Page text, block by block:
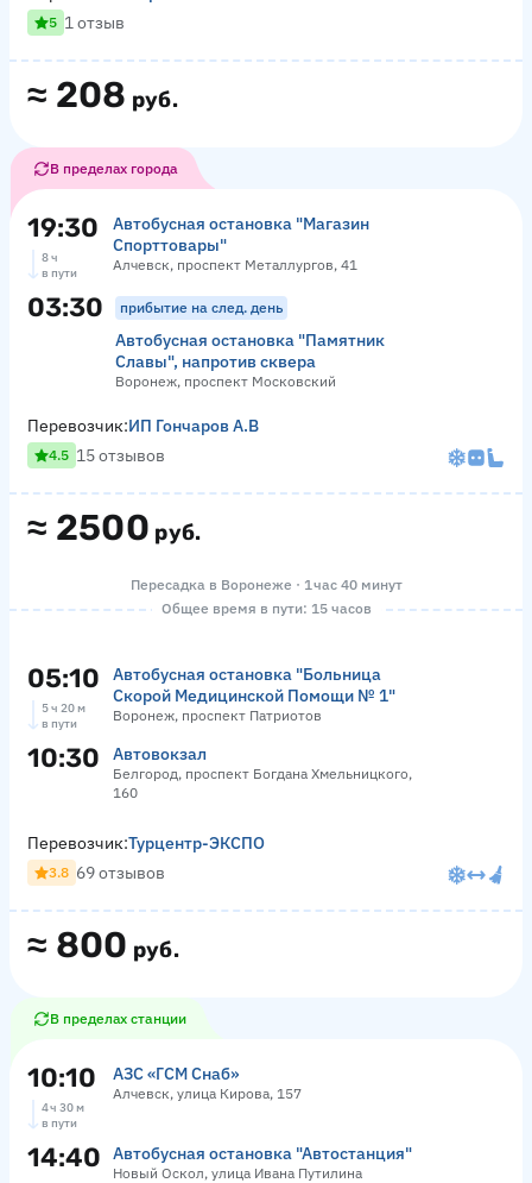
≈ 208 руб.
5 1 отзыв
В пределах города
19:30
Автобусная остановка "Магазин
Спорттовары"
Алчевск, проспект Металлургов, 41
8 ч
в пути
03:30 прибытие на след. день
Автобусная остановка "Памятник
Славы", напротив сквера
Воронеж, проспект Московский
≈ 2500 руб.
Перевозчик:ИП Гончаров А.В
4.5 15 отзывов
Пересадка в Воронеже · 1 час 40 минут
Общее время в пути: 15 часов
05:10
Автобусная остановка "Больница
Скорой Медицинской Помощи № 1"
Воронеж, проспект Патриотов
5 ч 20 м
в пути
10:30 Автовокзал
Белгород, проспект Богдана Хмельницкого,
160
≈ 800 руб.
Перевозчик:Турцентр-ЭКСПО
3.8 69 отзывов
В пределах станции
10:10 АЗС «ГСМ Снаб»
Алчевск, улица Кирова, 157
4 ч 30 м
в пути
14:40 Автобусная остановка "Автостанция"
Новый Оскол, улица Ивана Путилина